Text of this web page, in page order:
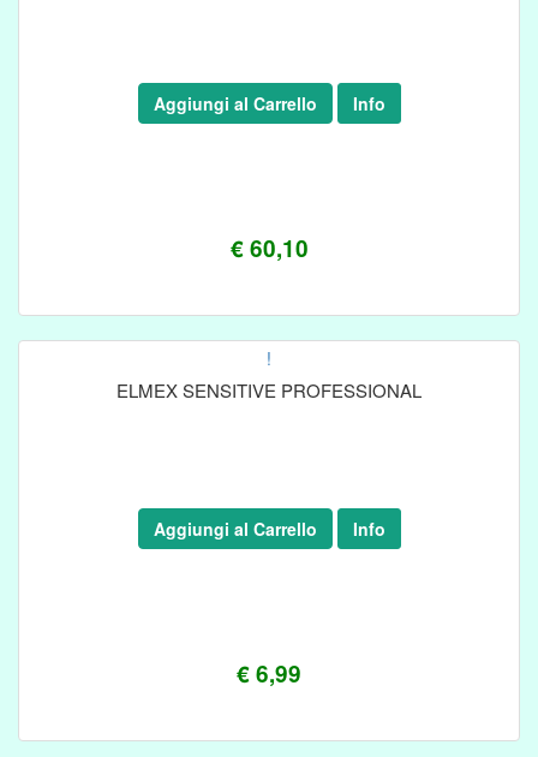
€ 60,10
Aggiungi al Carrello Info
!
ELMEX SENSITIVE PROFESSIONAL
€ 6,99
Aggiungi al Carrello Info